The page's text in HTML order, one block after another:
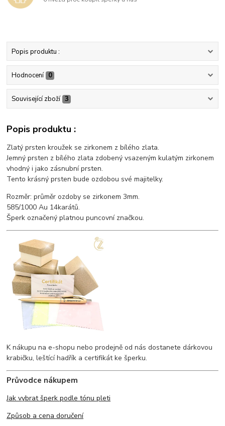
Popis produktu :
Hodnocení 0
Související zboží 3
Popis produktu :
Zlatý prsten kroužek se zirkonem z bílého zlata.
Jemný prsten z bílého zlata zdobený vsazeným kulatým zirkonem
vhodný i jako zásnubní prsten.
Tento krásný prsten bude ozdobou své majitelky.
Rozměr: průměr ozdoby se zirkonem 3mm.
585/1000 Au 14karátů.
Šperk označený platnou puncovní značkou.
K nákupu na e-shopu nebo prodejně od nás dostanete dárkovou
krabičku, leštící hadřík a certifikát ke šperku.
Průvodce nákupem
Jak vybrat šperk podle tónu pleti
Způsob a cena doručení